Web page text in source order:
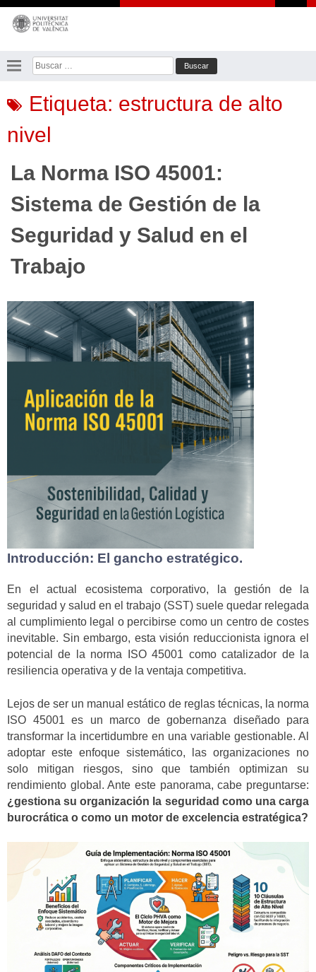
Saltar
contenido
Buscar:
Etiqueta: estructura de alto
nivel
La Norma ISO 45001:
Sistema de Gestión de la
Seguridad y Salud en el
Trabajo
Introducción: El gancho estratégico.
En el actual ecosistema corporativo, la gestión de la
seguridad y salud en el trabajo (SST) suele quedar relegada
al cumplimiento legal o percibirse como un centro de costes
inevitable. Sin embargo, esta visión reduccionista ignora el
potencial de la norma ISO 45001 como catalizador de la
resiliencia operativa y de la ventaja competitiva.
Lejos de ser un manual estático de reglas técnicas, la norma
ISO 45001 es un marco de gobernanza diseñado para
transformar la incertidumbre en una variable gestionable. Al
adoptar este enfoque sistemático, las organizaciones no
solo mitigan riesgos, sino que también optimizan su
rendimiento global. Ante este panorama, cabe preguntarse:
¿gestiona su organización la seguridad como una carga
burocrática o como un motor de excelencia estratégica?